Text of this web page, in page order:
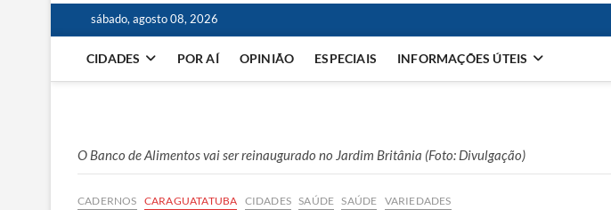
sábado, agosto 08, 2026
CIDADES POR AÍ OPINIÃO ESPECIAIS INFORMAÇÕES ÚTEIS
O Banco de Alimentos vai ser reinaugurado no Jardim Britânia (Foto: Divulgação)
CADERNOS CARAGUATATUBA CIDADES SAÚDE SAÚDE VARIEDADES